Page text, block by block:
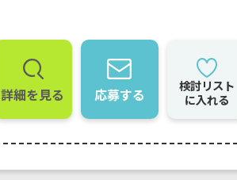
詳細を見る 応募する
検討リスト
に入れる